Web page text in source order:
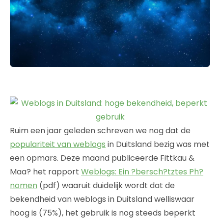
Ruim een jaar geleden schreven we nog dat de
populariteit van weblogs in Duitsland bezig was met
een opmars. Deze maand publiceerde Fittkau &
Maa? het rapport Weblogs: Ein ?bersch?tztes Ph?
nomen (pdf) waaruit duidelijk wordt dat de
bekendheid van weblogs in Duitsland welliswaar
hoog is (75%), het gebruik is nog steeds beperkt